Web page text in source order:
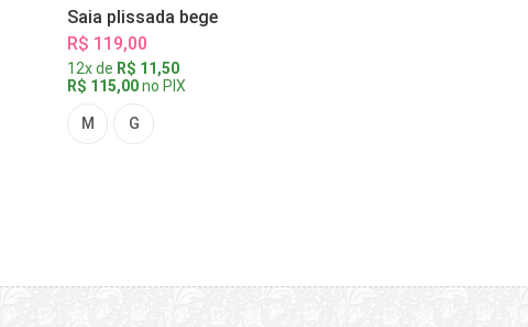
Saia plissada bege
R$ 119,00
12x de R$ 11,50
R$ 115,00no PIX
M G